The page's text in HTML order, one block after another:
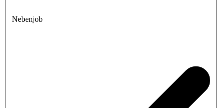
Nebenjob